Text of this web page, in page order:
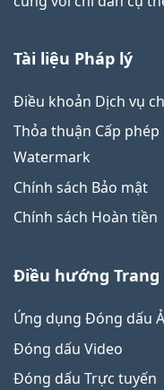
Tài liệu Pháp lý
Điều khoản Dịch vụ
Thỏa thuận Cấp
Watermark
Chính sách Bảo mật
Chính sách Hoàn tiền
Điều hướng Trang
Ứng dụng Đóng dấu
Đóng dấu Video
Đóng dấu Trực tuyến